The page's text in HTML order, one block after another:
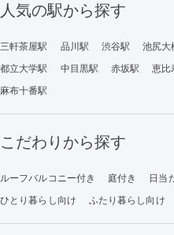
人気の駅から探す
三軒茶屋駅 品川駅 渋谷駅 池尻大
都立大学駅
中目黒駅 赤坂駅 恵比
麻布十番駅
こだわりから探す
ルーフバルコニー付き 庭付き 日当
ひとり暮らし向け
ふたり暮らし向け